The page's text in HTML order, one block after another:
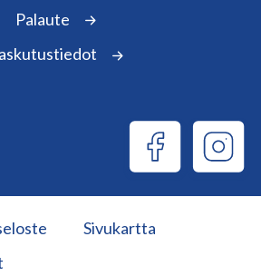
Palaute
Sivukartta